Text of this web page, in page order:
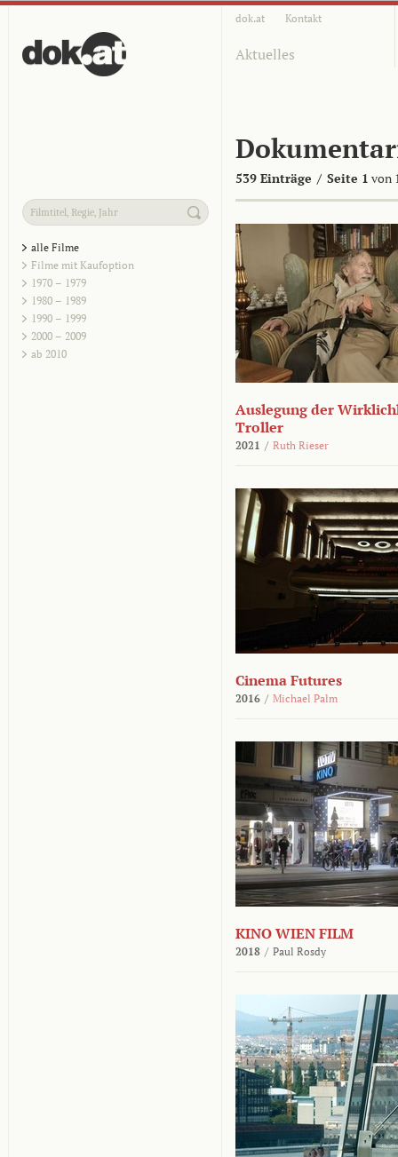
dok.at Kontakt
Aktuelles
539 Einträge / Seite 1 von
alle Filme
Filme mit Kaufoption
1970 – 1979
1980 – 1989
1990 – 1999
2000 – 2009
ab 2010
Auslegung der
Troller
2021 / Ruth Rieser
Cinema Futures
2016 / Michael Palm
KINO WIEN FILM
2018 / Paul Rosdy